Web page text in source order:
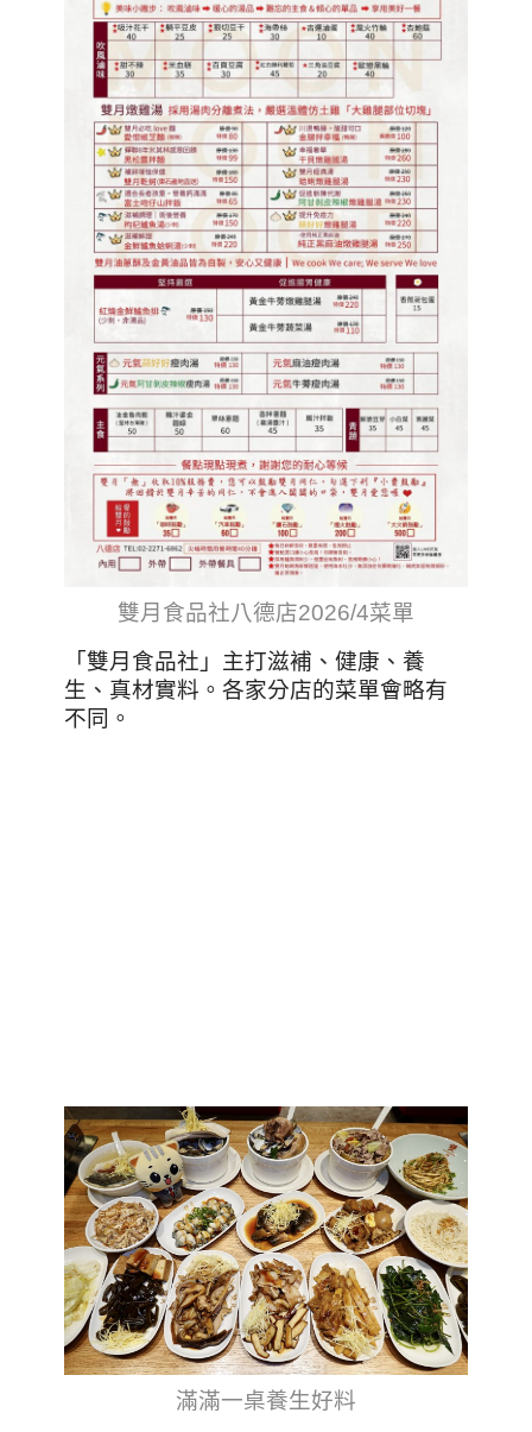
雙月食品社八德店2026/4菜單
「雙月食品社」主打滋補、健康、養
生、真材實料。各家分店的菜單會略有
不同。
滿滿一桌養生好料